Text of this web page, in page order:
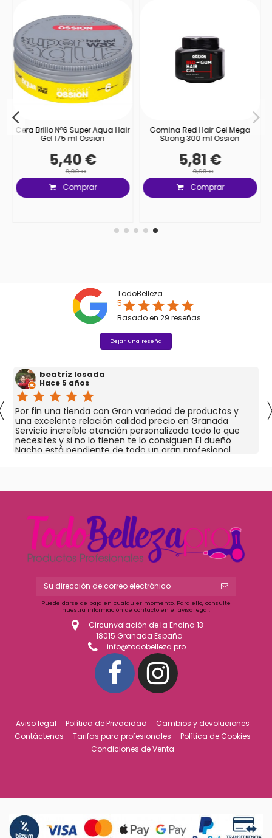
Cera Brillo Nº6 Super Aqua Hair
Gel 175 ml Ossion
5,40 €
9,00 €
Comprar
Gomina Red Hair Gel Mega
Strong 300 ml Ossion
5,81 €
9,68 €
Comprar
TodoBelleza
5starstarstarstarstar
Basado en 29 reseñas
Dejar una reseña
beatriz losada
Hace 5 años
star star star star star
Por fin una tienda con Gran variedad de productos y
una excelente relación calidad precio en Granada
Servicio increíble atención personalizada todo lo que
necesites y si no lo tienen te lo consiguen El dueño
Nacho está pendiente de todo un gran profesional
Puede darse de baja en cualquier momento. Para ello, consulte
nuestra información de contacto en el aviso legal.
Circunvalación de la Encina 13
18015 Granada España
info@todobelleza.pro
Aviso legal Política de Privacidad
Cambios y devoluciones
Contáctenos
Tarifas para profesionales
Política de Cookies
Condiciones de Venta